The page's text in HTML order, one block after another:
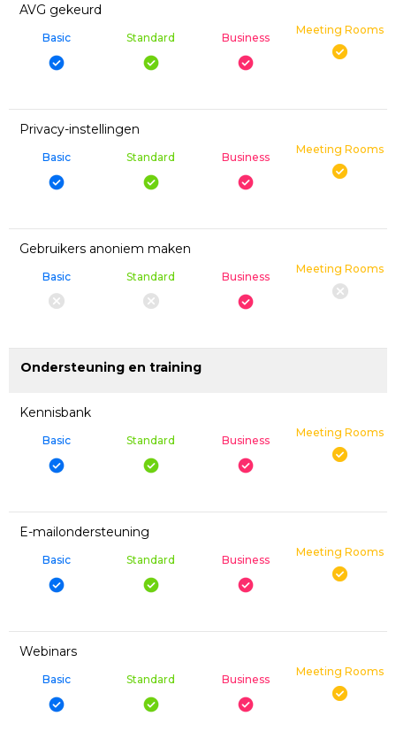
AVG gekeurd
Basic Standard Business
Meeting Rooms
Privacy-instellingen
Basic Standard Business
Meeting Rooms
Gebruikers anoniem maken
Basic Standard Business
Meeting Rooms
Ondersteuning en training
Kennisbank
Basic Standard Business
Meeting Rooms
E-mailondersteuning
Basic Standard Business
Meeting Rooms
Webinars
Basic Standard Business
Meeting Rooms